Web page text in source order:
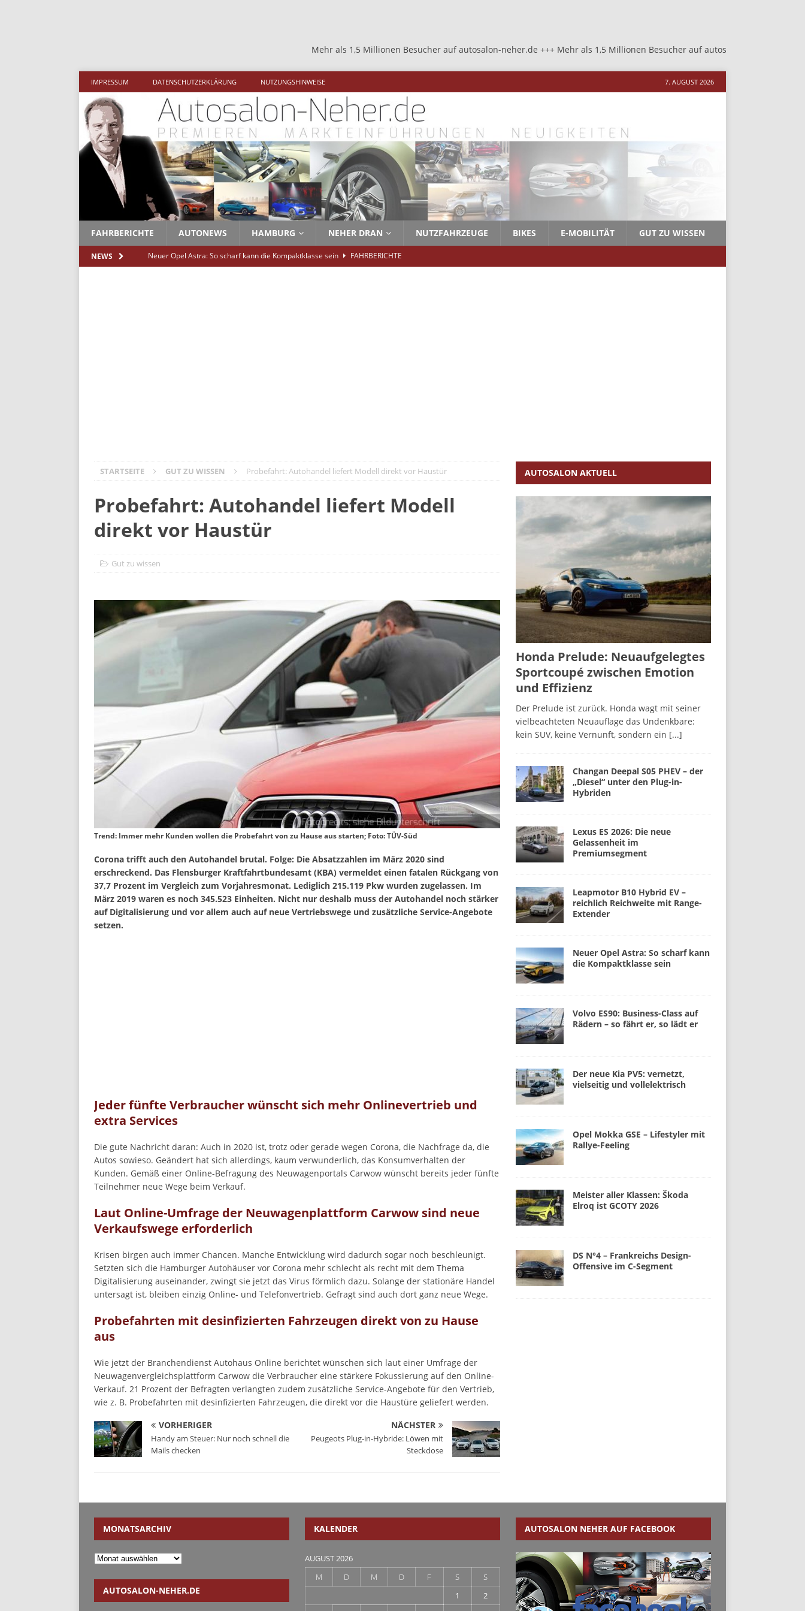
Mehr als 1,5 Millionen Besucher auf autosalon-neher.de +++ Mehr als 1,5 Millionen Besucher auf autosalon-neher.de +++ Mehr als
IMPRESSUM DATENSCHUTZERKLÄRUNG NUTZUNGSHINWEISE 7. AUGUST 2026
FAHRBERICHTE AUTONEWS HAMBURG NEHER DRAN NUTZFAHRZEUGE BIKES E-MOBILITÄT GUT ZU WISSEN
NEWS Neuer Opel Astra: So scharf kann die Kompaktklasse sein
FAHRBERICHTE
STARTSEITE GUT ZU WISSEN Probefahrt: Autohandel liefert Modell direkt vor Haustür
Probefahrt: Autohandel liefert Modell
direkt vor Haustür
Gut zu wissen
Trend: Immer mehr Kunden wollen die Probefahrt von zu Hause aus starten; Foto: TÜV-Süd
Corona trifft auch den Autohandel brutal. Folge: Die Absatzzahlen im März 2020 sind
erschreckend. Das Flensburger Kraftfahrtbundesamt (KBA) vermeldet einen fatalen Rückgang von
37,7 Prozent im Vergleich zum Vorjahresmonat. Lediglich 215.119 Pkw wurden zugelassen. Im
März 2019 waren es noch 345.523 Einheiten. Nicht nur deshalb muss der Autohandel noch stärker
auf Digitalisierung und vor allem auch auf neue Vertriebswege und zusätzliche Service-Angebote
setzen.
Jeder fünfte Verbraucher wünscht sich mehr Onlinevertrieb und
extra Services
Die gute Nachricht daran: Auch in 2020 ist, trotz oder gerade wegen Corona, die Nachfrage da, die
Autos sowieso. Geändert hat sich allerdings, kaum verwunderlich, das Konsumverhalten der
Kunden. Gemäß einer Online-Befragung des Neuwagenportals Carwow wünscht bereits jeder fünfte
Teilnehmer neue Wege beim Verkauf.
Laut Online-Umfrage der Neuwagenplattform Carwow sind neue
Verkaufswege erforderlich
Krisen birgen auch immer Chancen. Manche Entwicklung wird dadurch sogar noch beschleunigt.
Setzten sich die Hamburger Autohäuser vor Corona mehr schlecht als recht mit dem Thema
Digitalisierung auseinander, zwingt sie jetzt das Virus förmlich dazu. Solange der stationäre Handel
untersagt ist, bleiben einzig Online- und Telefonvertrieb. Gefragt sind auch dort ganz neue Wege.
Probefahrten mit desinfizierten Fahrzeugen direkt von zu Hause
aus
Wie jetzt der Branchendienst Autohaus Online berichtet wünschen sich laut einer Umfrage der
Neuwagenvergleichsplattform Carwow die Verbraucher eine stärkere Fokussierung auf den Online-
Verkauf. 21 Prozent der Befragten verlangten zudem zusätzliche Service-Angebote für den Vertrieb,
wie z. B. Probefahrten mit desinfizierten Fahrzeugen, die direkt vor die Haustüre geliefert werden.
VORHERIGER
Handy am Steuer: Nur noch schnell die
Mails checken
NÄCHSTER
Peugeots Plug-in-Hybride: Löwen mit
Steckdose
AUTOSALON AKTUELL
Honda Prelude: Neuaufgelegtes
Sportcoupé zwischen Emotion
und Effizienz
Der Prelude ist zurück. Honda wagt mit seiner
vielbeachteten Neuauflage das Undenkbare:
kein SUV, keine Vernunft, sondern ein [...]
Changan Deepal S05 PHEV – der
„Diesel“ unter den Plug-in-
Hybriden
Lexus ES 2026: Die neue
Gelassenheit im
Premiumsegment
Leapmotor B10 Hybrid EV –
reichlich Reichweite mit Range-
Extender
Neuer Opel Astra: So scharf kann
die Kompaktklasse sein
Volvo ES90: Business-Class auf
Rädern – so fährt er, so lädt er
Der neue Kia PV5: vernetzt,
vielseitig und vollelektrisch
Opel Mokka GSE – Lifestyler mit
Rallye-Feeling
Meister aller Klassen: Škoda
Elroq ist GCOTY 2026
DS N°4 – Frankreichs Design-
Offensive im C-Segment
MONATSARCHIV
AUTOSALON-NEHER.DE
KALENDER
AUGUST 2026
M
D M D F S
S
1
2
AUTOSALON NEHER AUF FACEBOOK